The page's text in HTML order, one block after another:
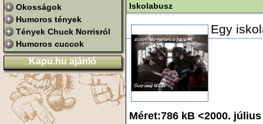
Okosságok
Humoros tények
Tények Chuck Norrisról
Humoros cuccok
Kapu.hu ajánló
Iskolabusz
Egy
Méret:786 kB <2000.